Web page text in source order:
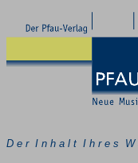
D e r I n h a l t I h r e s W